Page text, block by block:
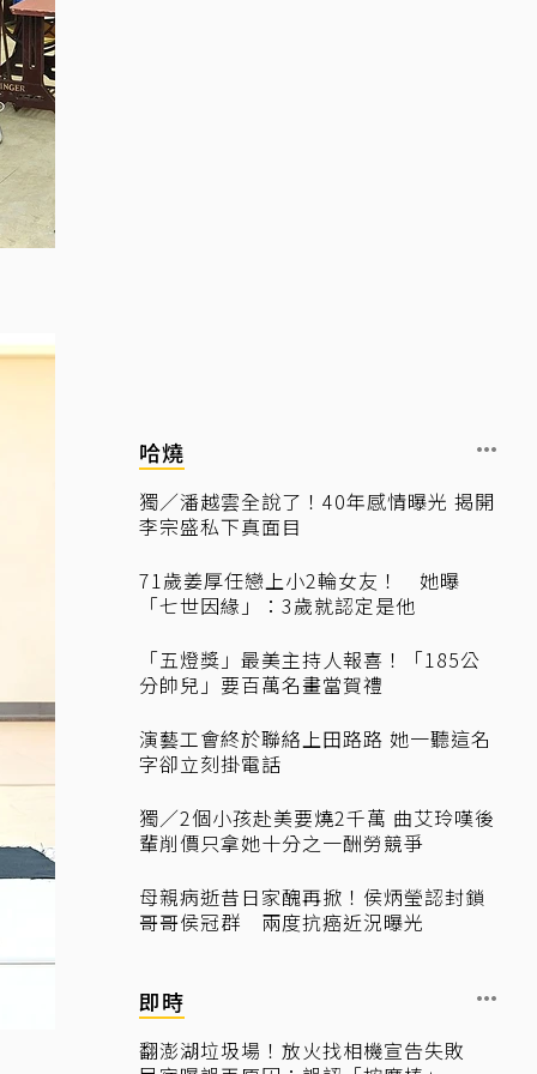
哈燒
獨／潘越雲全說了！40年感情曝光 揭開
李宗盛私下真面目
71歲姜厚任戀上小2輪女友！ 她曝
「七世因緣」：3歲就認定是他
「五燈獎」最美主持人報喜！「185公
分帥兒」要百萬名畫當賀禮
演藝工會終於聯絡上田路路 她一聽這名
字卻立刻掛電話
獨／2個小孩赴美要燒2千萬 曲艾玲嘆後
輩削價只拿她十分之一酬勞競爭
母親病逝昔日家醜再掀！侯炳瑩認封鎖
哥哥侯冠群 兩度抗癌近況曝光
即時
翻澎湖垃圾場！放火找相機宣告失敗